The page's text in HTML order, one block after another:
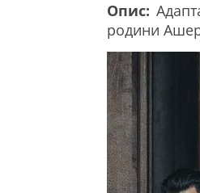
Опис:
родини